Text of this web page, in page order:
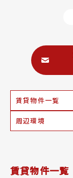
賃貸物件一覧
周辺環境
賃貸物件一覧